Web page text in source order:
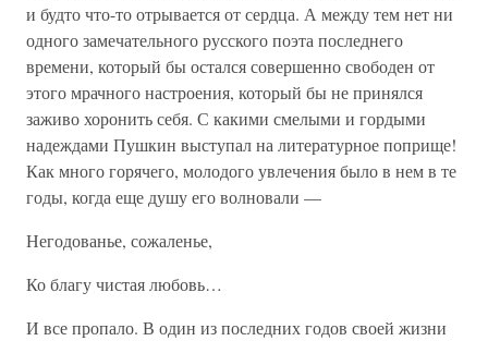
и будто что-то отрывается от сердца. А между тем нет ни
одного замечательного русского поэта последнего
времени, который бы остался совершенно свободен от
этого мрачного настроения, который бы не принялся
заживо хоронить себя. С какими смелыми и гордыми
надеждами Пушкин выступал на литературное поприще!
Как много горячего, молодого увлечения было в нем в те
годы, когда еще душу его волновали —
Негодованье, сожаленье,
Ко благу чистая любовь…
И все пропало. В один из последних годов своей жизни